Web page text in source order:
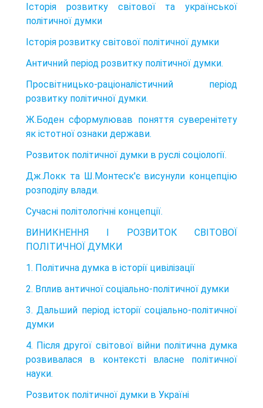
Історія розвитку світової та української
політичної думки
Історія розвитку світової політичної думки
Античний період розвитку політичної думки.
Просвітницько-раціоналістичний період
розвитку політичної думки.
Ж.Боден сформулював поняття суверенітету
як істотної ознаки держави.
Розвиток політичної думки в руслі соціології.
Дж.Локк та Ш.Монтеск'є висунули концепцію
розподілу влади.
Сучасні політологічні концепції.
ВИНИКНЕННЯ І РОЗВИТОК СВІТОВОЇ
ПОЛІТИЧНОЇ ДУМКИ
1. Політична думка в історії цивілізації
2. Вплив античної соціально-політичної думки
3. Дальший період історії соціально-політичної
думки
4. Після другої світової війни політична думка
розвивалася в кон­тексті власне політичної
науки.
Розвиток політичної думки в Україні